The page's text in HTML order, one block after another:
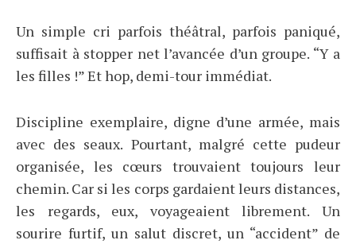
Un simple cri parfois théâtral, parfois paniqué,
suffisait à stopper net l’avancée d’un groupe. “Y a
les filles !” Et hop, demi-tour immédiat.
Discipline exemplaire, digne d’une armée, mais
avec des seaux. Pourtant, malgré cette pudeur
organisée, les cœurs trouvaient toujours leur
chemin. Car si les corps gardaient leurs distances,
les regards, eux, voyageaient librement. Un
sourire furtif, un salut discret, un “accident” de